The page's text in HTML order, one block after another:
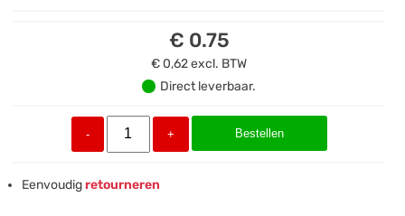
€ 0.75
€ 0,62excl. BTW
Direct leverbaar.
- + Bestellen
Eenvoudigretourneren